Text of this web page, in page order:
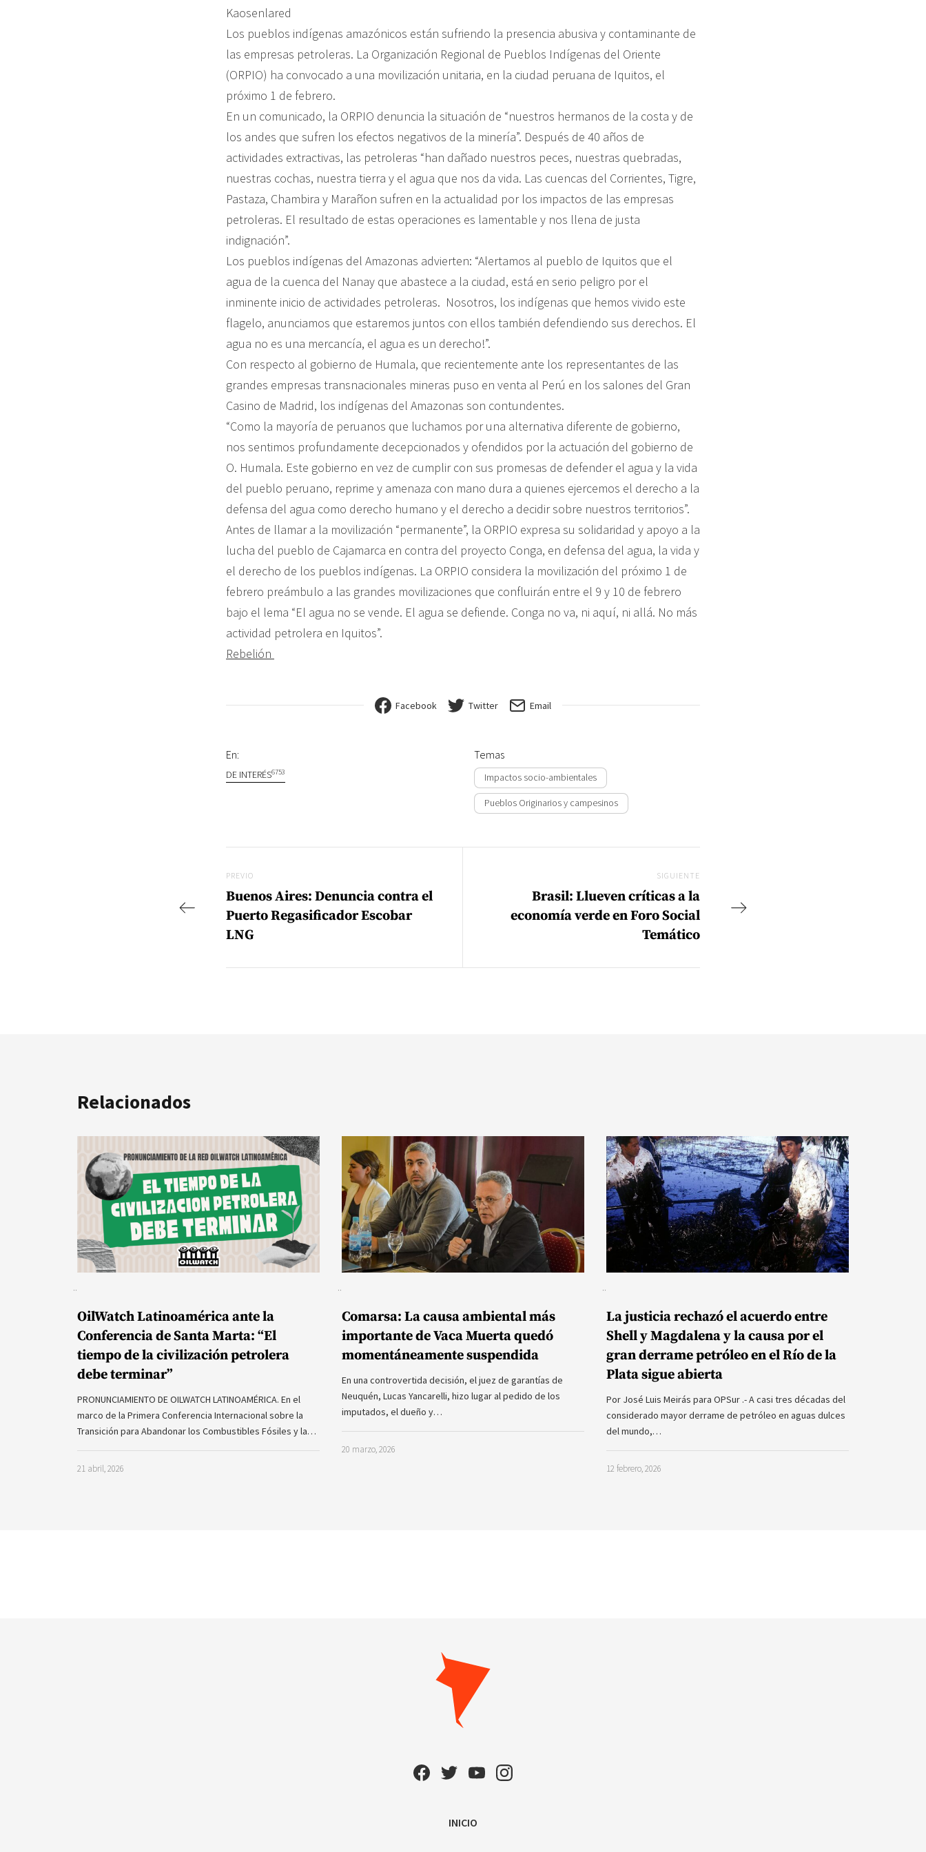
Kaosenlared
Los pueblos indígenas amazónicos están sufriendo la presencia abusiva y contaminante de
las empresas petroleras. La Organización Regional de Pueblos Indígenas del Oriente
(ORPIO) ha convocado a una movilización unitaria, en la ciudad peruana de Iquitos, el
próximo 1 de febrero.
En un comunicado, la ORPIO denuncia la situación de “nuestros hermanos de la costa y de
los andes que sufren los efectos negativos de la minería”. Después de 40 años de
actividades extractivas, las petroleras “han dañado nuestros peces, nuestras quebradas,
nuestras cochas, nuestra tierra y el agua que nos da vida. Las cuencas del Corrientes, Tigre,
Pastaza, Chambira y Marañon sufren en la actualidad por los impactos de las empresas
petroleras. El resultado de estas operaciones es lamentable y nos llena de justa
indignación”.
Los pueblos indígenas del Amazonas advierten: “Alertamos al pueblo de Iquitos que el
agua de la cuenca del Nanay que abastece a la ciudad, está en serio peligro por el
inminente inicio de actividades petroleras. Nosotros, los indígenas que hemos vivido este
flagelo, anunciamos que estaremos juntos con ellos también defendiendo sus derechos. El
agua no es una mercancía, el agua es un derecho!”.
Con respecto al gobierno de Humala, que recientemente ante los representantes de las
grandes empresas transnacionales mineras puso en venta al Perú en los salones del Gran
Casino de Madrid, los indígenas del Amazonas son contundentes.
“Como la mayoría de peruanos que luchamos por una alternativa diferente de gobierno,
nos sentimos profundamente decepcionados y ofendidos por la actuación del gobierno de
O. Humala. Este gobierno en vez de cumplir con sus promesas de defender el agua y la vida
del pueblo peruano, reprime y amenaza con mano dura a quienes ejercemos el derecho a la
defensa del agua como derecho humano y el derecho a decidir sobre nuestros territorios”.
Antes de llamar a la movilización “permanente”, la ORPIO expresa su solidaridad y apoyo a la
lucha del pueblo de Cajamarca en contra del proyecto Conga, en defensa del agua, la vida y
el derecho de los pueblos indígenas. La ORPIO considera la movilización del próximo 1 de
febrero preámbulo a las grandes movilizaciones que confluirán entre el 9 y 10 de febrero
bajo el lema “El agua no se vende. El agua se defiende. Conga no va, ni aquí, ni allá. No más
actividad petrolera en Iquitos”.
Rebelión
Facebook Twitter Email
En:
DE INTERÉS6753
Temas
Impactos socio-ambientales
Pueblos Originarios y campesinos
Previo
PREVIO
Buenos Aires: Denuncia contra el
Puerto Regasificador Escobar
LNG
SIGUIENTE
Brasil: Llueven críticas a la
economía verde en Foro Social
Temático
Relacionados
OilWatch Latinoamérica ante la
Conferencia de Santa Marta: “El
tiempo de la civilización petrolera
debe terminar”
PRONUNCIAMIENTO DE OILWATCH LATINOAMÉRICA. En el
marco de la Primera Conferencia Internacional sobre la
Transición para Abandonar los Combustibles Fósiles y la…
21 abril, 2026
Comarsa: La causa ambiental más
importante de Vaca Muerta quedó
momentáneamente suspendida
En una controvertida decisión, el juez de garantías de
Neuquén, Lucas Yancarelli, hizo lugar al pedido de los
imputados, el dueño y…
20 marzo, 2026
La justicia rechazó el acuerdo entre
Shell y Magdalena y la causa por el
gran derrame petróleo en el Río de la
Plata sigue abierta
Por José Luis Meirás para OPSur .- A casi tres décadas del
considerado mayor derrame de petróleo en aguas dulces
del mundo,…
12 febrero, 2026
INICIO